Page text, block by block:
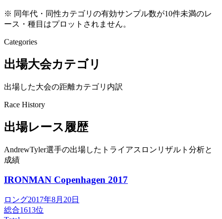
※ 同年代・同性カテゴリの有効サンプル数が10件未満のレ
ース・種目はプロットされません。
Categories
出場大会カテゴリ
出場した大会の距離カテゴリ内訳
Race History
出場レース履歴
AndrewTyler選手の出場したトライアスロンリザルト分析と
成績
IRONMAN Copenhagen 2017
ロング2017年8月20日
総合1613位